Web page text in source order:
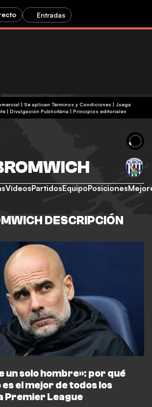
Entradas
| Divulgación Publicitária | Principios editoriales
VídeosPartidosEquipoPosiciones
DESCRIPCIÓN
un solo hombre»: por qué
el mejor de todos los
Premier League